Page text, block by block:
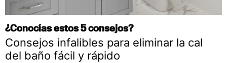
¿Conocías estos 5 consejos?
Consejos infalibles para eliminar la cal
del baño fácil y rápido